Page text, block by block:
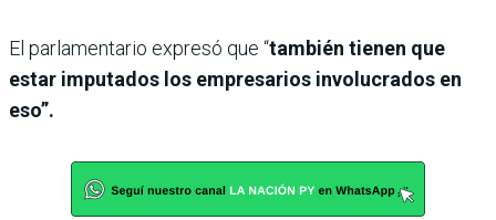
El parlamentario expresó que “también tienen que
estar imputados los empresarios involucrados en
eso”.